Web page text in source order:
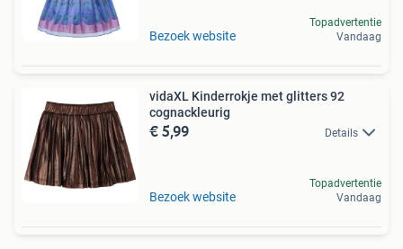
Bezoek website
Topadvertentie
Vandaag
vidaXL Kinderrokje met glitters 92
cognackleurig
€ 5,99 Details
Bezoek website
Topadvertentie
Vandaag